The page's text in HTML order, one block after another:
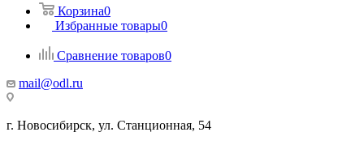
Корзина0
Избранные товары0
Сравнение товаров0
mail@odl.ru
г. Новосибирск, ул. Станционная, 54